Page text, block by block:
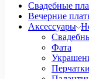
Свадебные
Вечерние
Аксессуары
Фата
Перчатки